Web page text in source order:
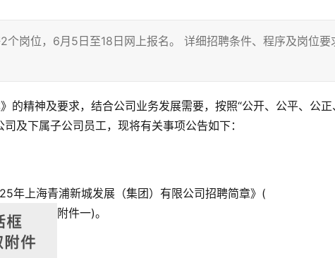
个岗位，6月5日至18日网上报名。 详细招聘条件、程序及岗位要
的精神及要求，结合公司业务发展需要，按照“公开、公平、公正
及下属子公司员工，现将有关事项公告如下：
年上海青浦新城发展（集团）有限公司招聘简章》(
附件一)。